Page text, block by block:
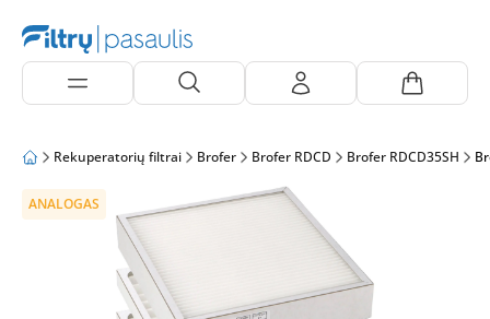
Rekuperatorių filtrai Brofer Brofer RDCD Brofer RDCD35SH
ANALOGAS